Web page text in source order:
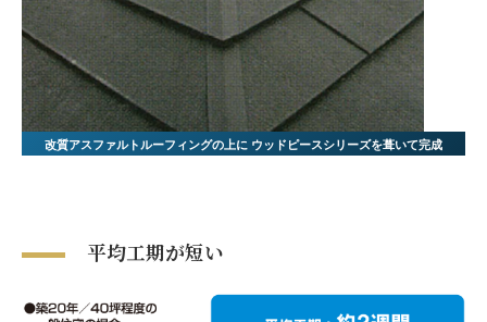
改質アスファルトルーフィングの上に ウッドピースシリーズを葺いて完成
平均工期が短い